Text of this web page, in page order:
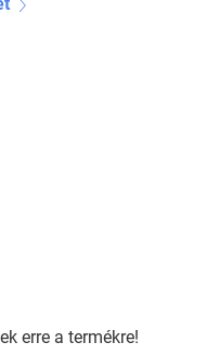
erre a termékre!